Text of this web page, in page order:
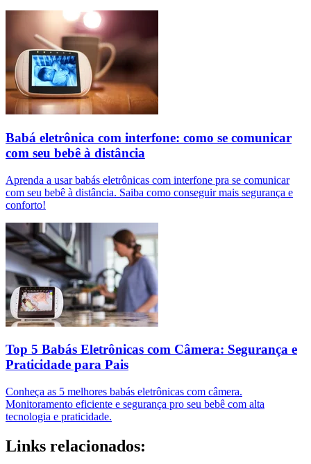
Babá eletrônica com interfone: como se comunicar
com seu bebê à distância
Aprenda a usar babás eletrônicas com interfone pra se comunicar
com seu bebê à distância. Saiba como conseguir mais segurança e
conforto!
Top 5 Babás Eletrônicas com Câmera: Segurança e
Praticidade para Pais
Conheça as 5 melhores babás eletrônicas com câmera.
Monitoramento eficiente e segurança pro seu bebê com alta
tecnologia e praticidade.
Links relacionados: